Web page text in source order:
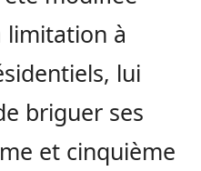
limitation à
lui
briguer ses
et cinquième